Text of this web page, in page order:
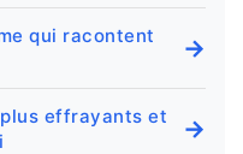
qui racontent
→
effrayants et
→